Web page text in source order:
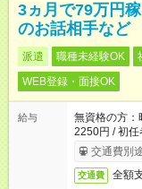
3ヵ月で79万円
のお話相手など
派遣 職種未経験OK
WEB登録・面接OK
給与
無資格の方：
2250円 / 初
交通費別
交通費 全額